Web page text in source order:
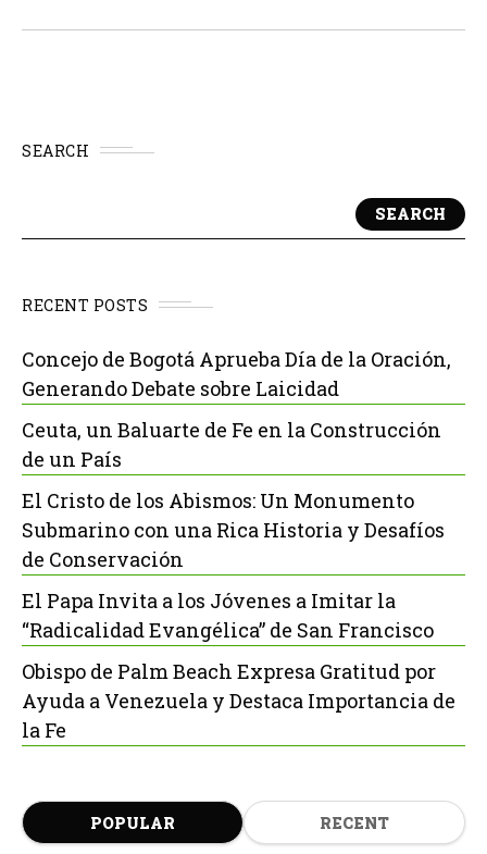
SEARCH
SEARCH
RECENT POSTS
Concejo de Bogotá Aprueba Día de la Oración,
Generando Debate sobre Laicidad
Ceuta, un Baluarte de Fe en la Construcción
de un País
El Cristo de los Abismos: Un Monumento
Submarino con una Rica Historia y Desafíos
de Conservación
El Papa Invita a los Jóvenes a Imitar la
“Radicalidad Evangélica” de San Francisco
Obispo de Palm Beach Expresa Gratitud por
Ayuda a Venezuela y Destaca Importancia de
la Fe
POPULAR RECENT